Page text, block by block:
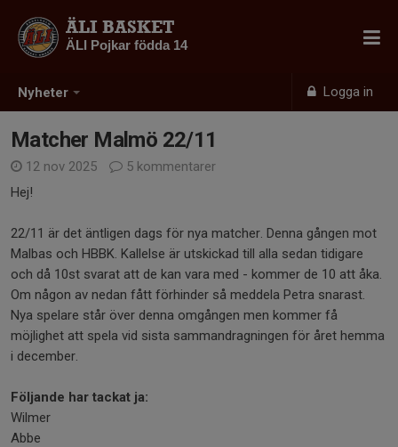
Nyheter Logga in
ÄLI BASKET
ÄLI Pojkar födda 14
Matcher Malmö 22/11
12 nov 2025
5 kommentarer
Hej!
22/11 är det äntligen dags för nya matcher. Denna gången mot
Malbas och HBBK. Kallelse är utskickad till alla sedan tidigare
och då 10st svarat att de kan vara med - kommer de 10 att åka.
Om någon av nedan fått förhinder så meddela Petra snarast.
Nya spelare står över denna omgången men kommer få
möjlighet att spela vid sista sammandragningen för året hemma
i december.
Följande har tackat ja:
Wilmer
Abbe